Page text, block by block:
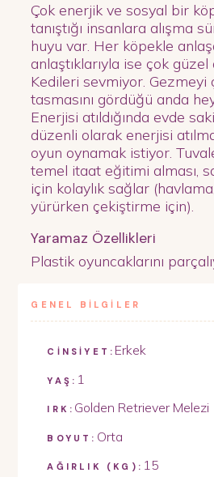
Çok enerjik ve sosyal bir
tanıştığı insanlara alışma
huyu var. Her köpekle
anlaştıklarıyla ise çok
Kedileri sevmiyor. Gezmeyi
tasmasını gördüğü anda
Enerjisi atıldığında evde
düzenli olarak enerjisi
oyun oynamak istiyor.
temel itaat eğitimi alması,
için kolaylık sağlar
yürürken çekiştirme için).
Yaramaz Özellikleri
Plastik oyuncaklarını
GENEL BİLGİLER
CİNSİYET: Erkek
YAŞ: 1
IRK: Golden Retriever Melezi
BOYUT: Orta
AĞIRLIK (KG): 15